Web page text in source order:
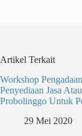
Artikel Terkait
Workshop
Penyediaan Jasa
Probolinggo Untuk
29 Mei 2020